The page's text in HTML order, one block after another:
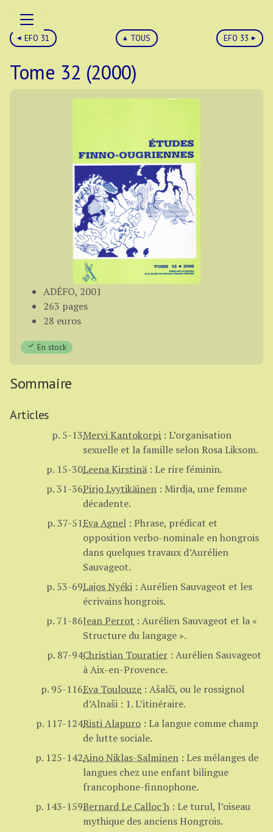
EFO 31 TOUS EFO 33
Tome 32 (2000)
ADÉFO, 2001
263 pages
28 euros
En stock
Sommaire
Articles
p. 5-13Mervi Kantokorpi : L’organisation
sexuelle et la famille selon Rosa Liksom.
p. 15-30Leena Kirstinä : Le rire féminin.
p. 31-36Pirjo Lyytikäinen : Mirdja, une femme
décadente.
p. 37-51Eva Agnel : Phrase, prédicat et
opposition verbo-nominale en hongrois
dans quelques travaux d’Aurélien
Sauvageot.
p. 53-69Lajos Nyéki : Aurélien Sauvageot et les
écrivains hongrois.
p. 71-86Jean Perrot : Aurélien Sauvageot et la «
Structure du langage ».
p. 87-94Christian Touratier : Aurélien Sauvageot
à Aix-en-Provence.
p. 95-116Eva Toulouze : Ašalči, ou le rossignol
d’Alnaši : 1. L’itinéraire.
p. 117-124Risti Alapuro : La langue comme champ
de lutte sociale.
p. 125-142Aino Niklas-Salminen : Les mélanges de
langues chez une enfant bilingue
francophone-finnophone.
p. 143-159Bernard Le Calloc'h : Le turul, l’oiseau
mythique des anciens Hongrois.